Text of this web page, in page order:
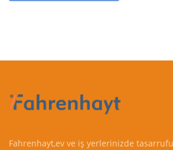
Fahrenhayt,ev ve iş yerlerinizde